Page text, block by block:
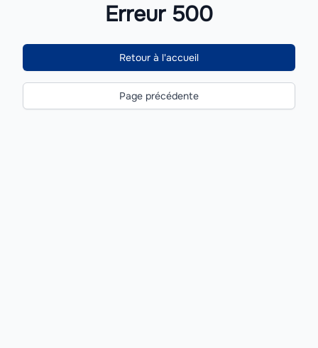
Erreur 500
Retour à l'accueil
Page précédente